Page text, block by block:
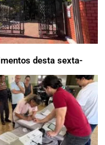
desta sexta-